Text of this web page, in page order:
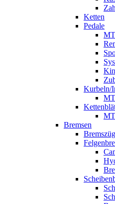
Ketten
Pedale
Kurbeln/
Bremsen